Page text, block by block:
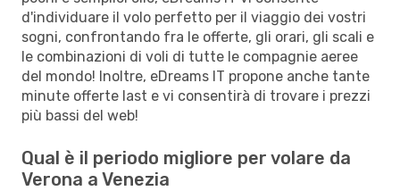
d'individuare il volo perfetto per il viaggio dei vostri
sogni, confrontando fra le offerte, gli orari, gli scali e
le combinazioni di voli di tutte le compagnie aeree
del mondo! Inoltre, eDreams IT propone anche tante
minute offerte last e vi consentirà di trovare i prezzi
più bassi del web!
Qual è il periodo migliore per volare da
Verona a Venezia